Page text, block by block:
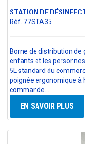
STATION DE
Réf. 77STA35
Borne de distribution
enfants et les
5L standard du
poignée ergonomique à
commande…
EN SAVOIR PLUS